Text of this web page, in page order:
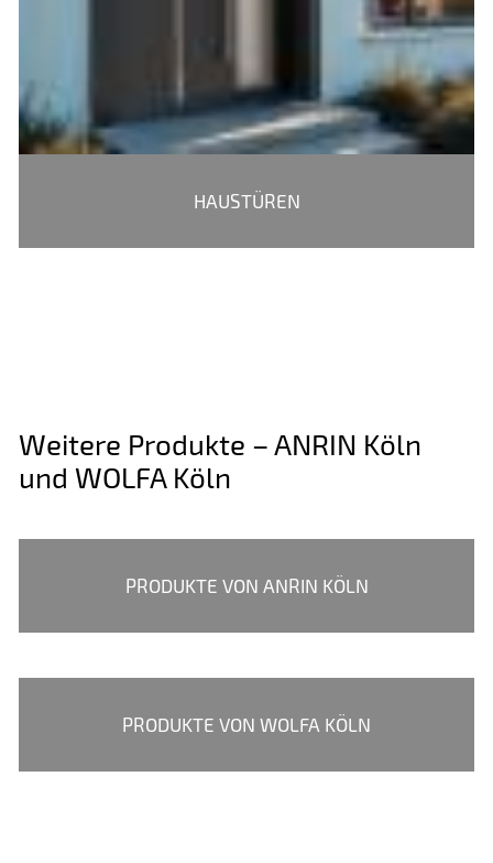
HAUSTÜREN
Weitere Produkte – ANRIN Köln
und WOLFA Köln
PRODUKTE VON ANRIN KÖLN
PRODUKTE VON WOLFA KÖLN